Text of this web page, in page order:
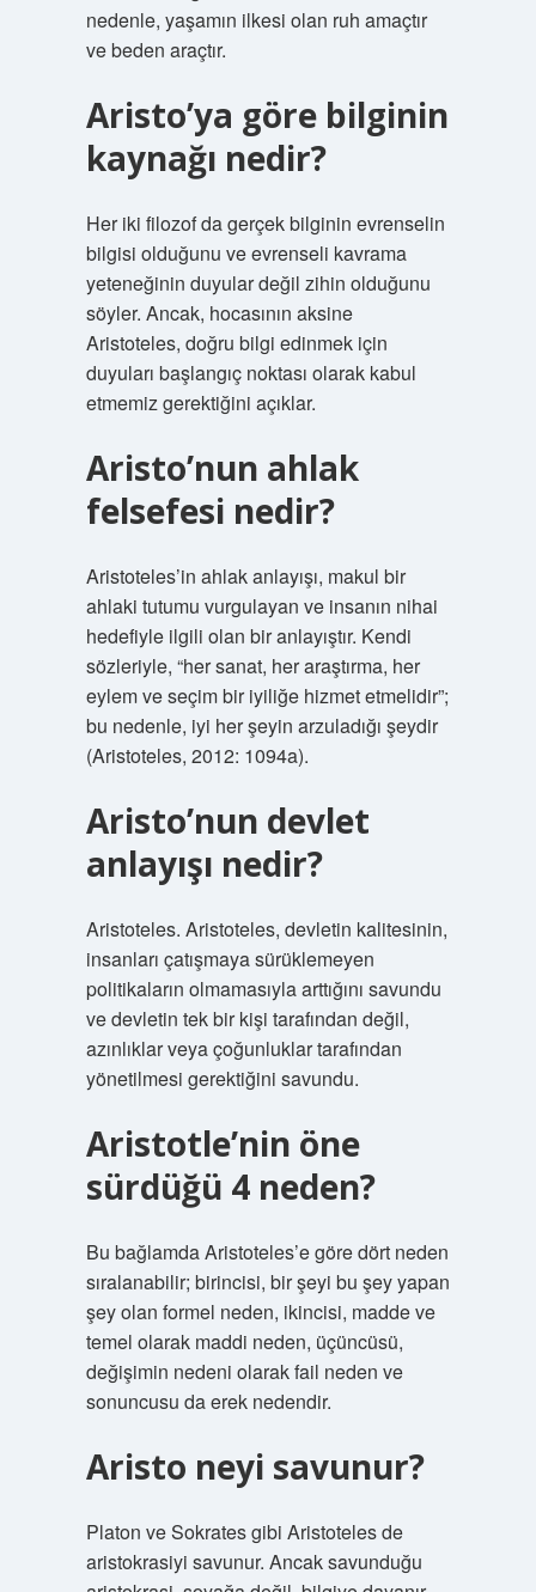
nedenle, yaşamın ilkesi olan ruh amaçtır
ve beden araçtır.
Aristo’ya göre bilginin
kaynağı nedir?
Her iki filozof da gerçek bilginin evrenselin
bilgisi olduğunu ve evrenseli kavrama
yeteneğinin duyular değil zihin olduğunu
söyler. Ancak, hocasının aksine
Aristoteles, doğru bilgi edinmek için
duyuları başlangıç ​​noktası olarak kabul
etmemiz gerektiğini açıklar.
Aristo’nun ahlak
felsefesi nedir?
Aristoteles’in ahlak anlayışı, makul bir
ahlaki tutumu vurgulayan ve insanın nihai
hedefiyle ilgili olan bir anlayıştır. Kendi
sözleriyle, “her sanat, her araştırma, her
eylem ve seçim bir iyiliğe hizmet etmelidir”;
bu nedenle, iyi her şeyin arzuladığı şeydir
(Aristoteles, 2012: 1094a).
Aristo’nun devlet
anlayışı nedir?
Aristoteles. Aristoteles, devletin kalitesinin,
insanları çatışmaya sürüklemeyen
politikaların olmamasıyla arttığını savundu
ve devletin tek bir kişi tarafından değil,
azınlıklar veya çoğunluklar tarafından
yönetilmesi gerektiğini savundu.
Aristotle’nin öne
sürdüğü 4 neden?
Bu bağlamda Aristoteles’e göre dört neden
sıralanabilir; birincisi, bir şeyi bu şey yapan
şey olan formel neden, ikincisi, madde ve
temel olarak maddi neden, üçüncüsü,
değişimin nedeni olarak fail neden ve
sonuncusu da erek nedendir.
Aristo neyi savunur?
Platon ve Sokrates gibi Aristoteles de
aristokrasiyi savunur. Ancak savunduğu